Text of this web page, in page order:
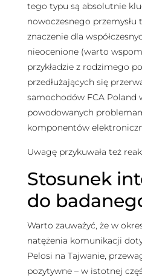
tego typu są absolutnie
nowoczesnego
znaczenie dla
nieocenione (warto
przykładzie z rodzimego
przedłużających się
samochodów FCA Poland
powodowanych
komponentów
Uwagę przykuwała też
Stosunek
do
Warto zauważyć, że w
natężenia komunikacji
Pelosi na Tajwanie,
pozytywne – w istotnej